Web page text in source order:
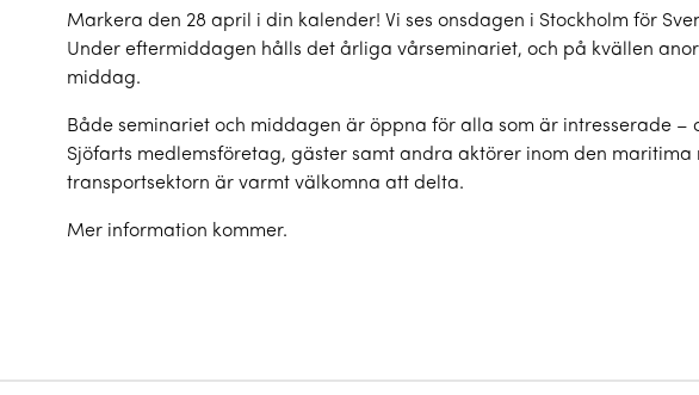
Markera den 28 april i din kalender! Vi ses onsdagen i Stockholm för
Under eftermiddagen hålls det årliga vårseminariet, och på kvällen
middag.
Både seminariet och middagen är öppna för alla som är intresserade –
Sjöfarts medlemsföretag, gäster samt andra aktörer inom den maritima
transportsektorn är varmt välkomna att delta.
Mer information kommer.